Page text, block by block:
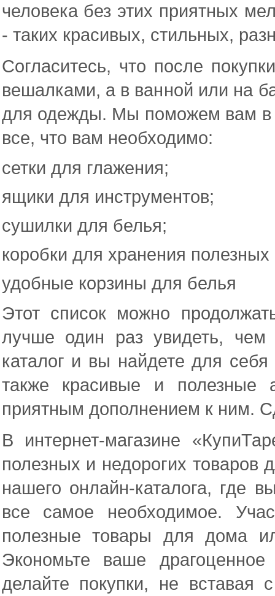
человека без этих приятных
- таких красивых, стильных,
Согласитесь, что после
вешалками, а в ванной или на
для одежды. Мы поможем вам в
все, что вам необходимо:
сетки для глажения;
ящики для инструментов;
сушилки для белья;
коробки для хранения
удобные корзины для белья
Этот список можно
лучше один раз увидеть,
каталог и вы найдете для
также красивые и полезные
приятным дополнением к ним.
В интернет-магазине
полезных и недорогих
нашего онлайн-каталога, где
все самое необходимое.
полезные товары для дома
Экономьте ваше
делайте покупки, не вставая